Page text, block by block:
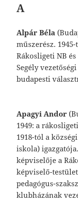
A
AlpárBéla
műszerész.
Rákosligeti NBés
Segély
budapesti
Apagyi Andor
1949:arákosligeti
1918-tóla
iskola)igazgatója.
képviselőjea
képviselő-
pedagógus-
klubházának